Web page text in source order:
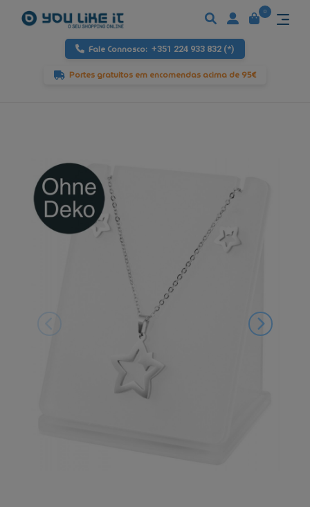
Fale Connosco: +351 224 933 832 (*)
Portes gratuitos em encomendas acima de 95€
0